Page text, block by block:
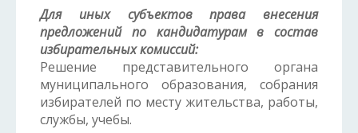
Для иных субъектов права внесения
предложений по кандидатурам в состав
избирательных комиссий:
Решение представительного органа
муниципального образования, собрания
избирателей по месту жительства, работы,
службы, учебы.